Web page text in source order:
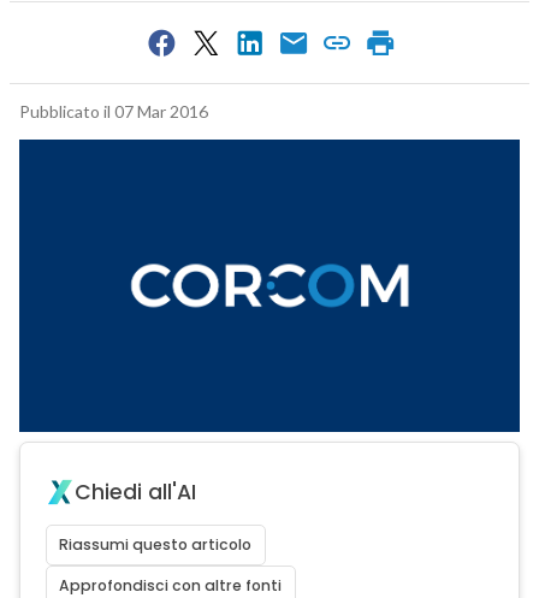
Pubblicato il 07 Mar 2016
Chiedi all'AI
Riassumi questo articolo
Approfondisci con altre fonti